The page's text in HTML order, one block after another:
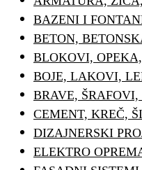
BAZENI I
BETON,
BLOKOVI,
BOJE, LAKOVI,
BRAVE,
CEMENT, KREČ,
DIZAJNERSKI
ELEKTRO